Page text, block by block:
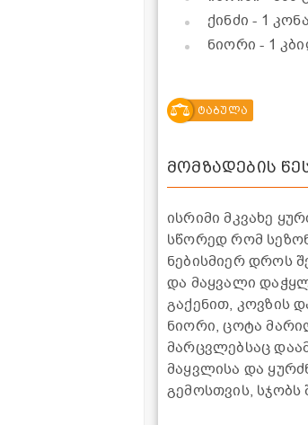
ქინძი- 1 კონა
ნიორი- 1
ტაბულა
მომზადების
ისრიმი მკვახე
სწორედ რომ
ნებისმიერ დროს
და მაყვალი
გაქენით, კოვზის
ნიორი, ცოტა
მარცვლებსაც
მაყვლისა და
გემოსთვის,